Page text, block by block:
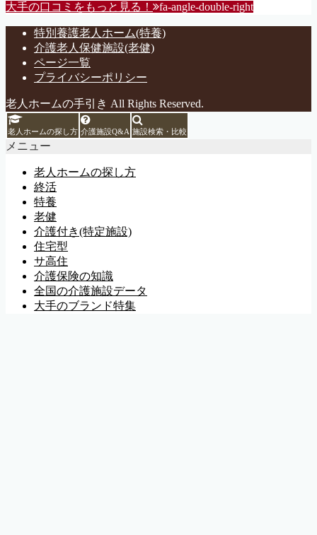
大手の口コミをもっと見る！ fa-angle-double-right
特別養護老人ホーム(特養)
介護老人保健施設(老健)
ページ一覧
プライバシーポリシー
老人ホームの手引き All Rights Reserved.
老人ホームの探し方 介護施設Q&A 施設検索・比較
メニュー
老人ホームの探し方
終活
特養
老健
介護付き(特定施設)
住宅型
サ高住
介護保険の知識
全国の介護施設データ
大手のブランド特集